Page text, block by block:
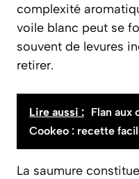
complexité
voile blanc peut se
souvent de levures
retirer.
Lire aussi : Flan aux
Cookeo : recette
La saumure